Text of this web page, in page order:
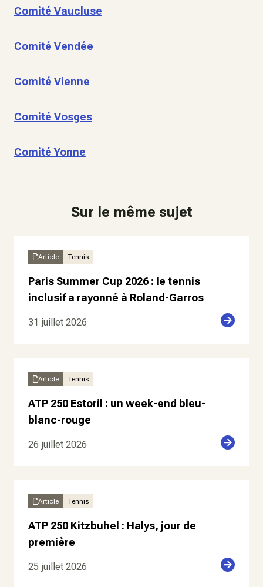
Comité Vaucluse
Comité Vendée
Comité Vienne
Comité Vosges
Comité Yonne
Sur le même sujet
Article Tennis
Paris Summer Cup 2026 : le tennis
inclusif a rayonné à Roland-Garros
31 juillet 2026
Article Tennis
ATP 250 Estoril : un week-end bleu-
blanc-rouge
26 juillet 2026
Article Tennis
ATP 250 Kitzbuhel : Halys, jour de
première
25 juillet 2026